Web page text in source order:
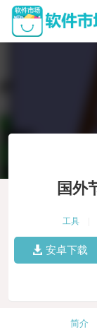
国外
工具
安卓下载
简介